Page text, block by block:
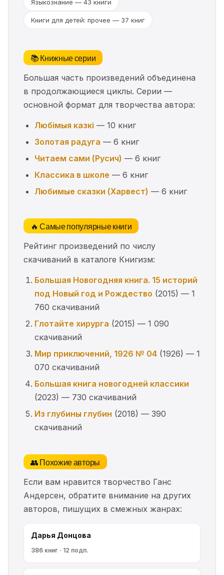
Языкознание — 43 книги
Книги для детей: прочее — 37 книг
📚 Книжные серии
Большая часть произведений объединена
в продолжающиеся циклы. Серии —
основной формат для творчества автора:
Любімыя казкі — 10 книг
Золотая радуга — 6 книг
Читаем сами (Русич) — 6 книг
Классика в школе — 6 книг
Любимые сказки (Харвест) — 6 книг
🔥 Самые популярные книги
Рейтинг произведений по числу
скачиваний в каталоге Книгизм:
Большая Новогодняя книга. 15 историй
под Новый год и Рождество (2015) — 1
760 скачиваний
Глотайте хирурга (2015) — 1 090
скачиваний
Мир приключений, 1926 № 04 (1926) — 1
070 скачиваний
Большая книга новогодней классики
(2023) — 730 скачиваний
Из глубины глубин (2018) — 390
скачиваний
👥 Похожие авторы
Если вам нравится творчество Ганс
Андерсен, обратите внимание на других
авторов, пишущих в смежных жанрах:
Дарья Донцова
386 книг · 12 подп.